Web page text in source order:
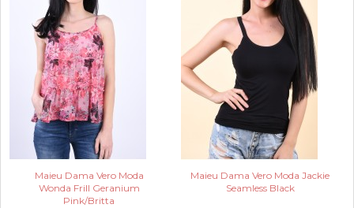
Maieu Dama Vero Moda
Wonda Frill Geranium
Pink/Britta
Maieu Dama Vero Moda Jackie
Seamless Black